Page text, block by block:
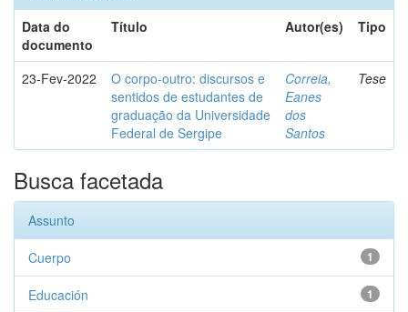
Data do
documento
Título Autor(es) Tipo
23-Fev-2022
O corpo-outro: discursos e
sentidos de estudantes de
graduação da Universidade
Federal de Sergipe
Correia,
Eanes
dos
Santos
Tese
Busca facetada
Assunto
1
Cuerpo
1
Educación